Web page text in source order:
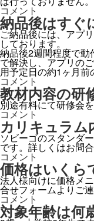
購
入
は
何
セ
ッ
ト
か
ら
で
き
ま
す
か？
に
コメント
納品後はすぐ
ご納品後には、アプ
しております。
納品後2週間程度で
で解決し、アプリの
用予定日の約1ヶ月前
納
品
後
は
す
ぐ
に
使
用
で
き
ま
す
か？
に
コメント
教材内容の研
別途有料にて研修会
教
材
内
容
の
研
修
は
あ
り
ま
す
コメント
カリキュラム
ソビーゴのスタンダ
です。詳しくはお問
カ
リ
キ
ュ
ラ
ム
内
コメント
価格はいくら
法人様向けに価格メ
合せフォームよりご
価
格
は
コメント
対象年齢は何